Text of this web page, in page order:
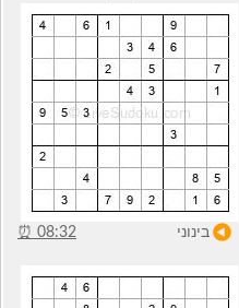
בינוני 08:32
⏰